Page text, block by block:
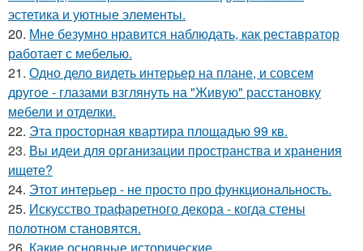
эстетика и уютные элементы.
20. Мне безумно нравится наблюдать, как реставратор
работает с мебелью.
21. Одно дело видеть интерьер на плане, и совсем
другое - глазами взглянуть на "Живую" расстановку
мебели и отделки.
22. Эта просторная квартира площадью 99 кв.
23. Вы идеи для организации пространства и хранения
ищете?
24. Этот интерьер - не просто про функциональность.
25. Искусство трафаретного декора - когда стены
полотном становятся.